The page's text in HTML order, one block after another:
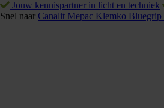
Jouw kennispartner in licht en techniek
Snel naar Canalit Mepac Klemko Bluegrip